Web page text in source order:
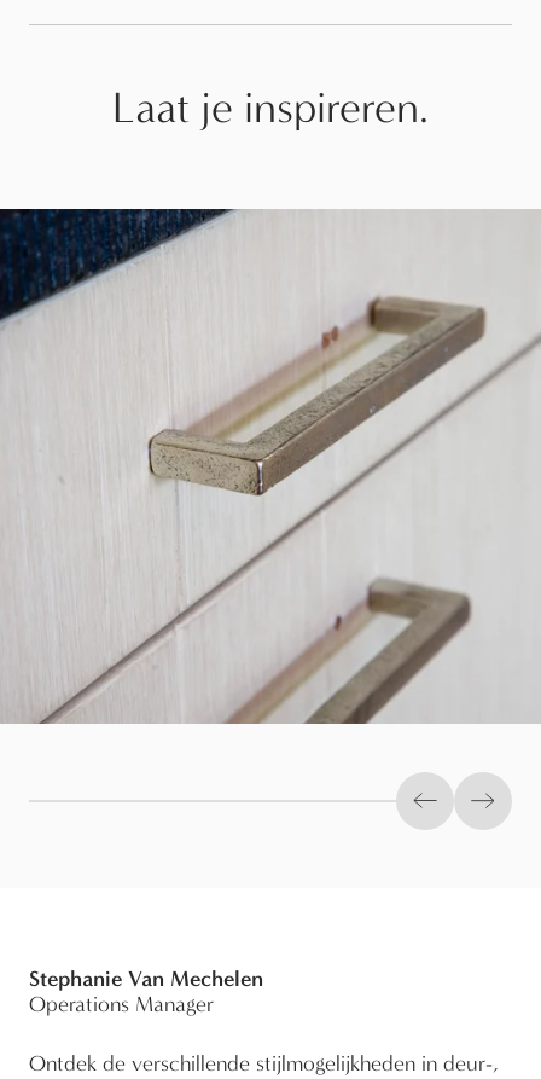
Laat je inspireren.
PreviousNext
Stephanie Van Mechelen
Operations Manager
Ontdek de verschillende stijlmogelijkheden in deur-,